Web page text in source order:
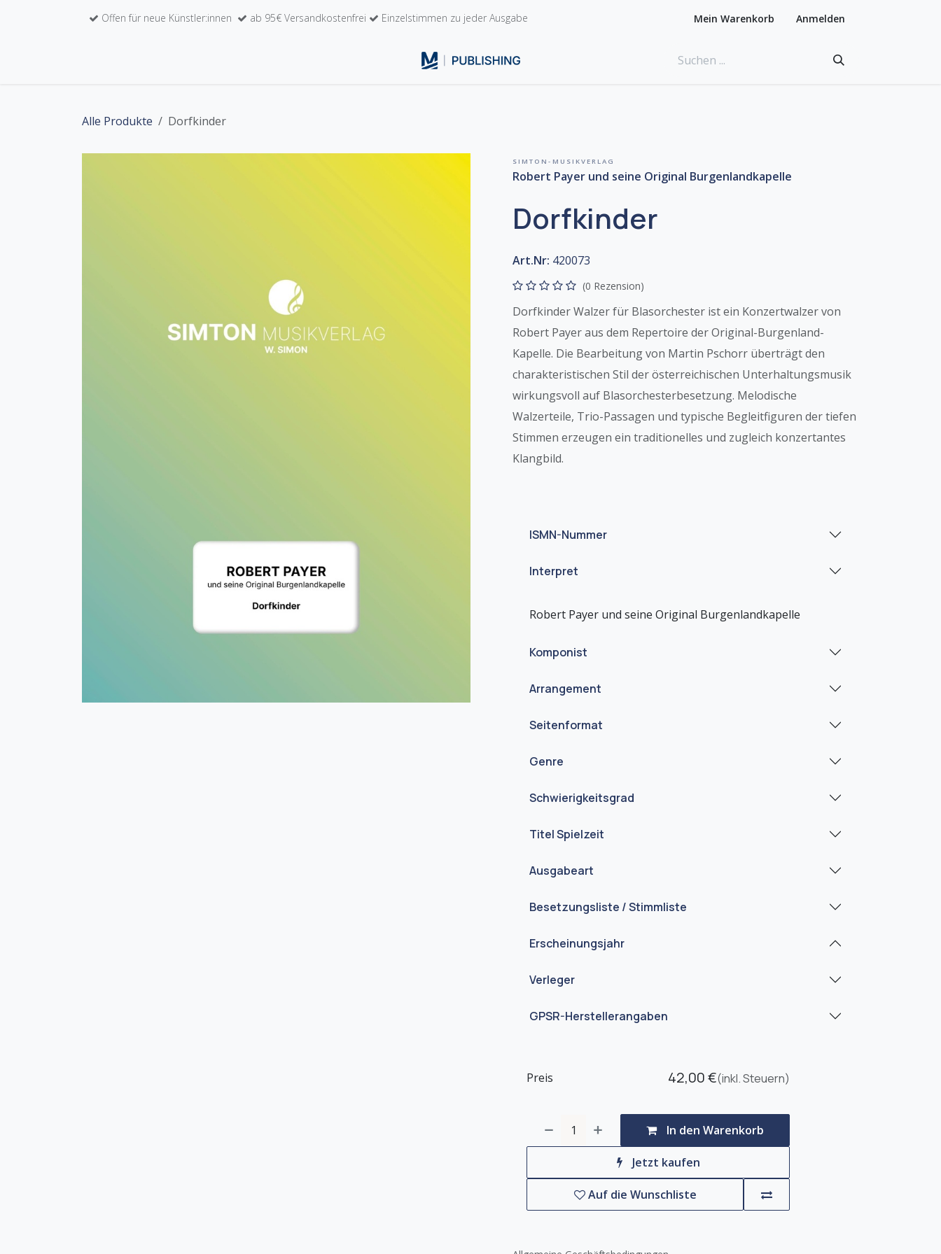
Offen für neue Künstler:innen ab 95€ Versandkostenfrei Einzelstimmen zu jeder Ausgabe Mein Warenkorb Anmelden
Alle Produkte Dorfkinder
SIMTON-MUSIKVERLAG
Robert Payer und seine Original Burgenlandkapelle
Dorfkinder
Art.Nr: 420073
(0 Rezension)
Dorfkinder Walzer für Blasorchester ist ein Konzertwalzer von
Robert Payer aus dem Repertoire der Original-Burgenland-
Kapelle. Die Bearbeitung von Martin Pschorr überträgt den
charakteristischen Stil der österreichischen Unterhaltungsmusik
wirkungsvoll auf Blasorchesterbesetzung. Melodische
Walzerteile, Trio-Passagen und typische Begleitfiguren der tiefen
Stimmen erzeugen ein traditionelles und zugleich konzertantes
Klangbild.
ISMN-Nummer
Interpret
Komponist
Arrangement
Seitenformat
Genre
Schwierigkeitsgrad
Titel Spielzeit
Ausgabeart
Besetzungsliste / Stimmliste
Erscheinungsjahr
Verleger
GPSR-Herstellerangaben
In den Warenkorb
Jetzt kaufen
Auf die Wunschliste
Preis 42,00€(inkl. Steuern)